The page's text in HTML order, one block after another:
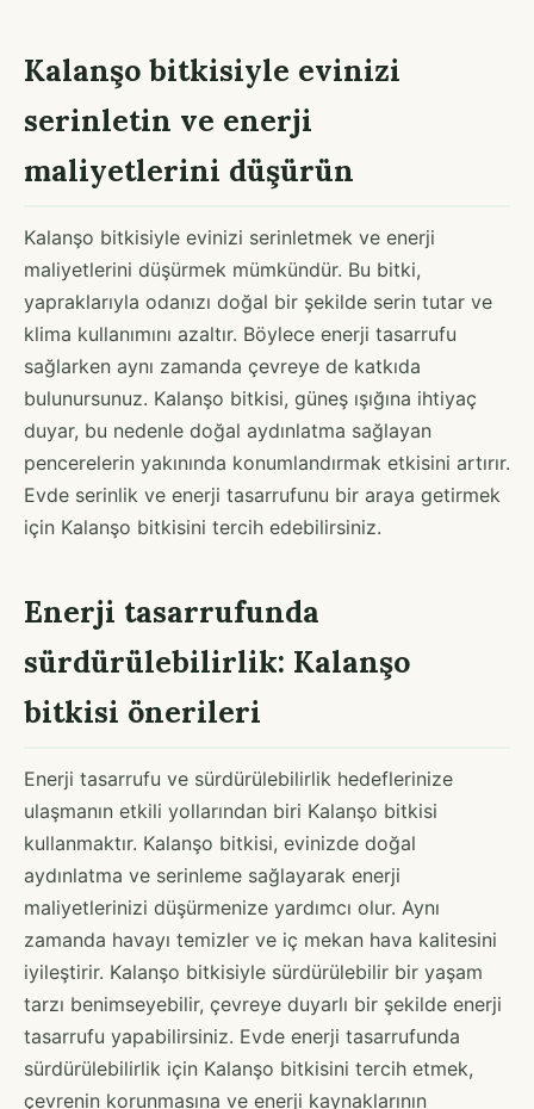
Kalanşo bitkisiyle evinizi
serinletin ve enerji
maliyetlerini düşürün
Kalanşo bitkisiyle evinizi serinletmek ve enerji
maliyetlerini düşürmek mümkündür. Bu bitki,
yapraklarıyla odanızı doğal bir şekilde serin tutar ve
klima kullanımını azaltır. Böylece enerji tasarrufu
sağlarken aynı zamanda çevreye de katkıda
bulunursunuz. Kalanşo bitkisi, güneş ışığına ihtiyaç
duyar, bu nedenle doğal aydınlatma sağlayan
pencerelerin yakınında konumlandırmak etkisini artırır.
Evde serinlik ve enerji tasarrufunu bir araya getirmek
için Kalanşo bitkisini tercih edebilirsiniz.
Enerji tasarrufunda
sürdürülebilirlik: Kalanşo
bitkisi önerileri
Enerji tasarrufu ve sürdürülebilirlik hedeflerinize
ulaşmanın etkili yollarından biri Kalanşo bitkisi
kullanmaktır. Kalanşo bitkisi, evinizde doğal
aydınlatma ve serinleme sağlayarak enerji
maliyetlerinizi düşürmenize yardımcı olur. Aynı
zamanda havayı temizler ve iç mekan hava kalitesini
iyileştirir. Kalanşo bitkisiyle sürdürülebilir bir yaşam
tarzı benimseyebilir, çevreye duyarlı bir şekilde enerji
tasarrufu yapabilirsiniz. Evde enerji tasarrufunda
sürdürülebilirlik için Kalanşo bitkisini tercih etmek,
çevrenin korunmasına ve enerji kaynaklarının